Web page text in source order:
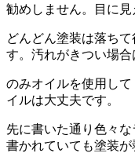
勧めしません。目に
どんどん塗装は落ち
す。汚れがきつい場合
のみオイルを使用し
イルは大丈夫です。
先に書いた通り色々
書かれていても塗装